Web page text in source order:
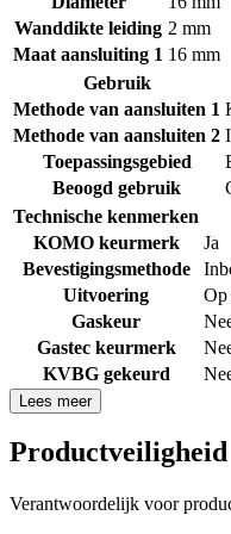
Wanddikte leiding 2 mm
Maat aansluiting 1 16 mm
Gebruik
Methode van aansluiten 1
Methode van aansluiten 2
Toepassingsgebied
Beoogd gebruik
Technische kenmerken
KOMO keurmerk
Ja
Bevestigingsmethode
Uitvoering
Op
Gaskeur
Gastec keurmerk
KVBG gekeurd
Lees meer
Productveiligheid
Verantwoordelijk voor